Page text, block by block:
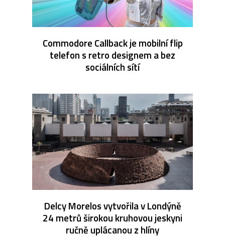
Commodore Callback je mobilní flip
telefon s retro designem a bez
sociálních sítí
Delcy Morelos vytvořila v Londýně
24 metrů širokou kruhovou jeskyni
ručně uplácanou z hlíny